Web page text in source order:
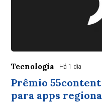
Tecnologia Há 1 dia
Prêmio
para apps